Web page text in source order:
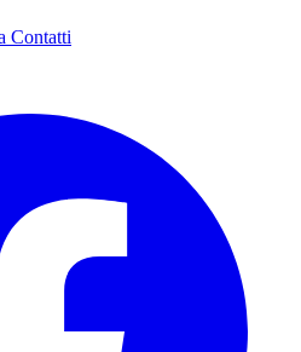
Contatti